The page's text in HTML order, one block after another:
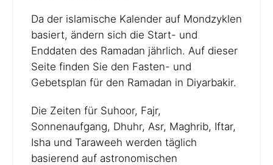
Da der islamische Kalender auf Mondzyklen
basiert, ändern sich die Start- und
Enddaten des Ramadan jährlich. Auf dieser
Seite finden Sie den Fasten- und
Gebetsplan für den Ramadan in Diyarbakir.
Die Zeiten für Suhoor, Fajr,
Sonnenaufgang, Dhuhr, Asr, Maghrib, Iftar,
Isha und Taraweeh werden täglich
basierend auf astronomischen